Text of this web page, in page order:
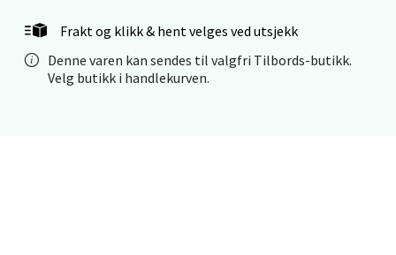
Frakt og klikk & hent velges ved utsjekk
Denne varen kan sendes til valgfri Tilbords-butikk.
Velg butikk i handlekurven.
Velg